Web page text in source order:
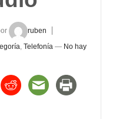
ruben
Telefonía — No hay